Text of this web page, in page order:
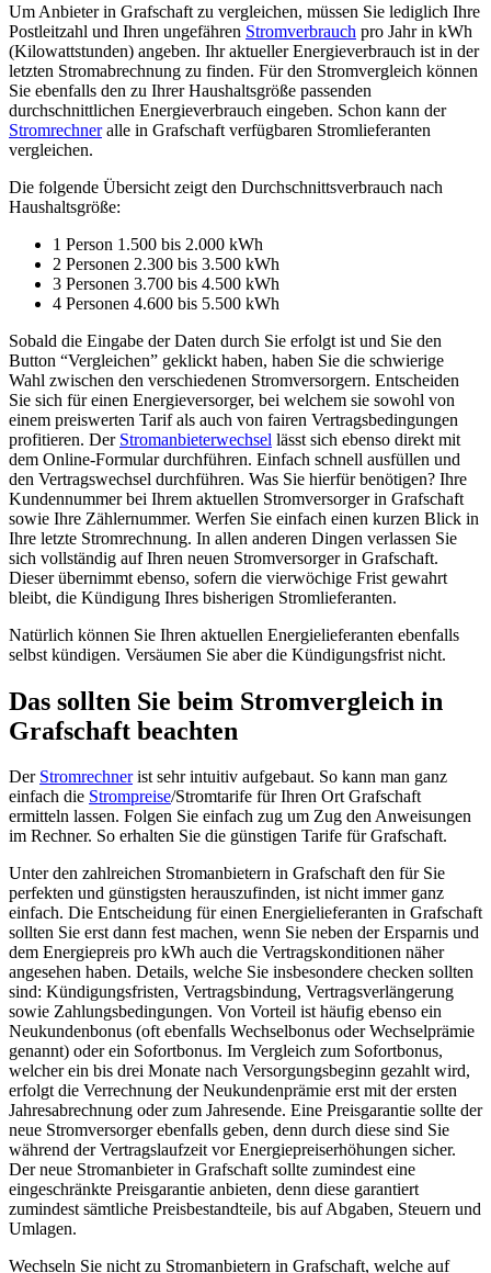
Um Anbieter in Grafschaft zu vergleichen, müssen Sie lediglich Ihre
Postleitzahl und Ihren ungefähren Stromverbrauch pro Jahr in kWh
(Kilowattstunden) angeben. Ihr aktueller Energieverbrauch ist in der
letzten Stromabrechnung zu finden. Für den Stromvergleich können
Sie ebenfalls den zu Ihrer Haushaltsgröße passenden
durchschnittlichen Energieverbrauch eingeben. Schon kann der
Stromrechneralle in Grafschaft verfügbaren Stromlieferanten
vergleichen.
Die folgende Übersicht zeigt den Durchschnittsverbrauch nach
Haushaltsgröße:
1 Person 1.500 bis 2.000 kWh
2 Personen 2.300 bis 3.500 kWh
3 Personen 3.700 bis 4.500 kWh
4 Personen 4.600 bis 5.500 kWh
Sobald die Eingabe der Daten durch Sie erfolgt ist und Sie den
Button “Vergleichen” geklickt haben, haben Sie die schwierige
Wahl zwischen den verschiedenen Stromversorgern. Entscheiden
Sie sich für einen Energieversorger, bei welchem sie sowohl von
einem preiswerten Tarif als auch von fairen Vertragsbedingungen
profitieren. Der Stromanbieterwechsel lässt sich ebenso direkt mit
dem Online-Formular durchführen. Einfach schnell ausfüllen und
den Vertragswechsel durchführen. Was Sie hierfür benötigen? Ihre
Kundennummer bei Ihrem aktuellen Stromversorger in Grafschaft
sowie Ihre Zählernummer. Werfen Sie einfach einen kurzen Blick in
Ihre letzte Stromrechnung. In allen anderen Dingen verlassen Sie
sich vollständig auf Ihren neuen Stromversorger in Grafschaft.
Dieser übernimmt ebenso, sofern die vierwöchige Frist gewahrt
bleibt, die Kündigung Ihres bisherigen Stromlieferanten.
Natürlich können Sie Ihren aktuellen Energielieferanten ebenfalls
selbst kündigen. Versäumen Sie aber die Kündigungsfrist nicht.
Das sollten Sie beim Stromvergleich in
Grafschaft beachten
Der Stromrechnerist sehr intuitiv aufgebaut. So kann man ganz
einfach die Strompreise/Stromtarife für Ihren Ort Grafschaft
ermitteln lassen. Folgen Sie einfach zug um Zug den Anweisungen
im Rechner. So erhalten Sie die günstigen Tarife für Grafschaft.
Unter den zahlreichen Stromanbietern in Grafschaft den für Sie
perfekten und günstigsten herauszufinden, ist nicht immer ganz
einfach. Die Entscheidung für einen Energielieferanten in Grafschaft
sollten Sie erst dann fest machen, wenn Sie neben der Ersparnis und
dem Energiepreis pro kWh auch die Vertragskonditionen näher
angesehen haben. Details, welche Sie insbesondere checken sollten
sind: Kündigungsfristen, Vertragsbindung, Vertragsverlängerung
sowie Zahlungsbedingungen. Von Vorteil ist häufig ebenso ein
Neukundenbonus (oft ebenfalls Wechselbonus oder Wechselprämie
genannt) oder ein Sofortbonus. Im Vergleich zum Sofortbonus,
welcher ein bis drei Monate nach Versorgungsbeginn gezahlt wird,
erfolgt die Verrechnung der Neukundenprämie erst mit der ersten
Jahresabrechnung oder zum Jahresende. Eine Preisgarantie sollte der
neue Stromversorger ebenfalls geben, denn durch diese sind Sie
während der Vertragslaufzeit vor Energiepreiserhöhungen sicher.
Der neue Stromanbieter in Grafschaft sollte zumindest eine
eingeschränkte Preisgarantie anbieten, denn diese garantiert
zumindest sämtliche Preisbestandteile, bis auf Abgaben, Steuern und
Umlagen.
Wechseln Sie nicht zu Stromanbietern in Grafschaft, welche auf